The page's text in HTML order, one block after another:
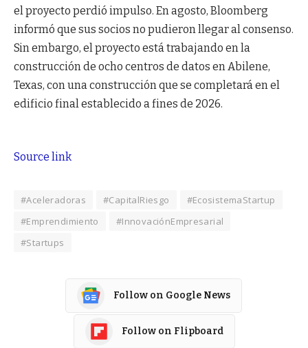
el proyecto perdió impulso. En agosto, Bloomberg
informó que sus socios no pudieron llegar al consenso.
Sin embargo, el proyecto está trabajando en la
construcción de ocho centros de datos en Abilene,
Texas, con una construcción que se completará en el
edificio final establecido a fines de 2026.
Source link
#Aceleradoras #CapitalRiesgo
#EcosistemaStartup
#Emprendimiento
#InnovaciónEmpresarial
#Startups
Follow on Google News
Follow on Flipboard